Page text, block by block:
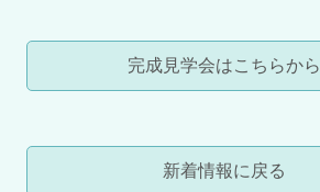
完成見学会はこちらから
新着情報に戻る